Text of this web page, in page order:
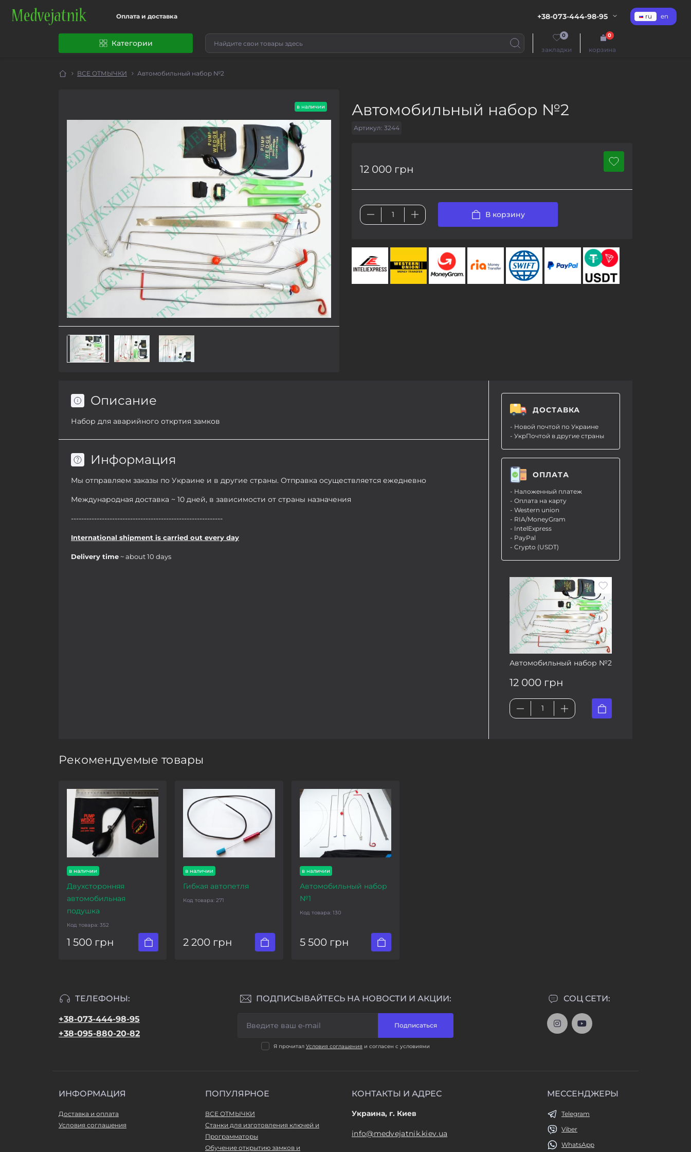
Оплата и доставка +38-073-444-98-95 ru en
Категории
закладки
0
корзина
0
ВСЕ ОТМЫЧКИ Автомобильный набор №2
в наличии Автомобильный набор №2
Артикул: 3244
12 000 грн
В корзину
Описание
Набор для аварийного откртия замков
Информация
Мы отправляем заказы по Украине и в другие страны. Отправка осуществляется ежедневно
Международная доставка ~ 10 дней, в зависимости от страны назначения
-----------------------------------------------------------
International shipment is carried out every day
Delivery time ~ about 10 days
ДОСТАВКА
- Новой почтой по Украине
- УкрПочтой в другие страны
ОПЛАТА
- Наложенный платеж
- Оплата на карту
- Western union
- RIA/MoneyGram
- IntelExpress
- PayPal
- Crypto (USDT)
Автомобильный набор №2
12 000 грн
Рекомендуемые товары
в наличии
Двухсторонняя
автомобильная
подушка
Код товара: 352
1 500 грн
в наличии
Гибкая автопетля
Код товара:271
2 200 грн
в наличии
Автомобильный набор
№1
Код товара: 130
5 500 грн
ТЕЛЕФОНЫ:
+38-073-444-98-95
+38-095-880-20-82
СОЦ СЕТИ:
ПОДПИСЫВАЙТЕСЬ НА НОВОСТИ И АКЦИИ:
Подписаться
Я прочитал Условия соглашения и согласен с условиями
ИНФОРМАЦИЯ
Доставка и оплата
Условия соглашения
ПОПУЛЯРНОЕ
ВСЕ ОТМЫЧКИ
Станки для изготовления ключей и
Программаторы
Обучение открытию замков и
КОНТАКТЫ И АДРЕС
Украина, г. Киев
info@medvejatnik.kiev.ua
МЕССЕНДЖЕРЫ
Telegram
Viber
WhatsApp